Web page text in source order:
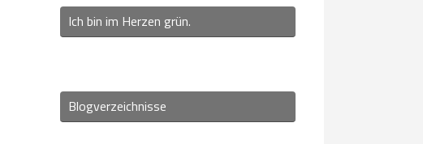
Ich bin im Herzen grün.
Blogverzeichnisse